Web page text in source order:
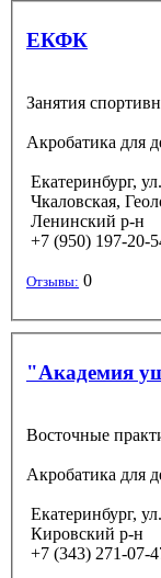
ЕКФК
Занятия
Акробатика для
Екатеринбург,
Чкаловская,
Ленинский р-н
+7 (950) 197-20-
Отзывы: 0
"Академия
Восточные
Акробатика для
Екатеринбург,
Кировский р-н
+7 (343) 271-07-